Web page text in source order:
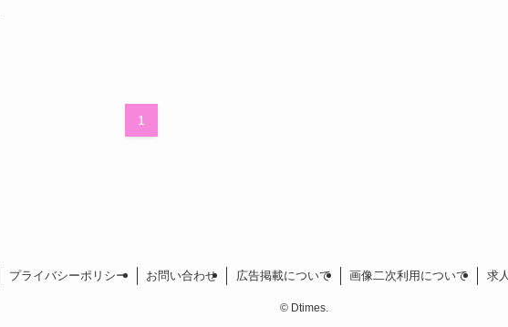
1
プライバシーポリシー お問い合わせ 広告掲載について 画像二次利用について 求
©Dtimes.